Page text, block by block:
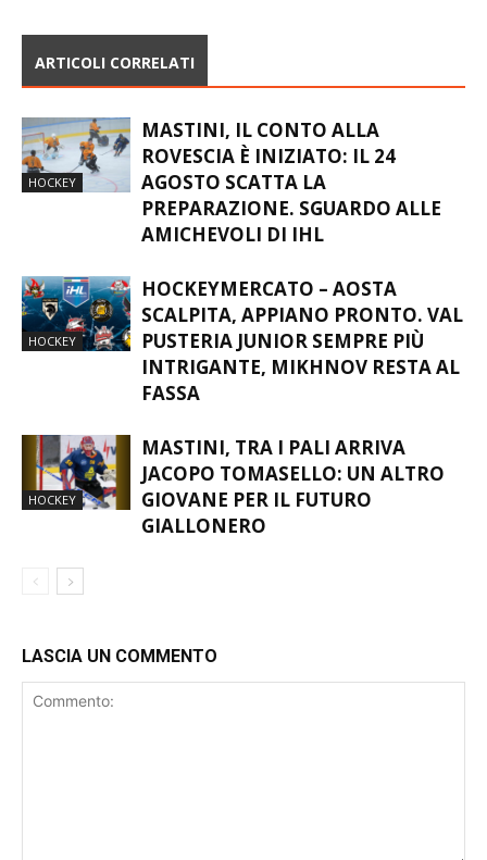
ARTICOLI CORRELATI
HOCKEY
MASTINI, IL CONTO ALLA
ROVESCIA È INIZIATO: IL 24
AGOSTO SCATTA LA
PREPARAZIONE. SGUARDO ALLE
AMICHEVOLI DI IHL
HOCKEY
HOCKEYMERCATO – AOSTA
SCALPITA, APPIANO PRONTO. VAL
PUSTERIA JUNIOR SEMPRE PIÙ
INTRIGANTE, MIKHNOV RESTA AL
FASSA
HOCKEY
MASTINI, TRA I PALI ARRIVA
JACOPO TOMASELLO: UN ALTRO
GIOVANE PER IL FUTURO
GIALLONERO
LASCIA UN COMMENTO